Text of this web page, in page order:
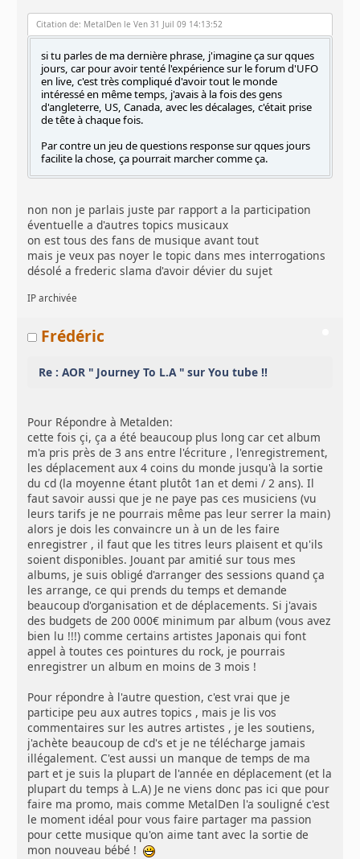
Citation de: MetalDen le Ven 31 Juil 09 14:13:52
si tu parles de ma dernière phrase, j'imagine ça sur qques
jours, car pour avoir tenté l'expérience sur le forum d'UFO
en live, c'est très compliqué d'avoir tout le monde
intéressé en même temps, j'avais à la fois des gens
d'angleterre, US, Canada, avec les décalages, c'était prise
de tête à chaque fois.
Par contre un jeu de questions response sur qques jours
facilite la chose, ça pourrait marcher comme ça.
non non je parlais juste par rapport a la participation
éventuelle a d'autres topics musicaux
on est tous des fans de musique avant tout
mais je veux pas noyer le topic dans mes interrogations
désolé a frederic slama d'avoir dévier du sujet
IP archivée
Frédéric
Re : AOR " Journey To L.A " sur You tube !!
Pour Répondre à Metalden:
cette fois çi, ça a été beaucoup plus long car cet album
m'a pris près de 3 ans entre l'écriture , l'enregistrement,
les déplacement aux 4 coins du monde jusqu'à la sortie
du cd (la moyenne étant plutôt 1an et demi / 2 ans). Il
faut savoir aussi que je ne paye pas ces musiciens (vu
leurs tarifs je ne pourrais même pas leur serrer la main)
alors je dois les convaincre un à un de les faire
enregistrer , il faut que les titres leurs plaisent et qu'ils
soient disponibles. Jouant par amitié sur tous mes
albums, je suis obligé d'arranger des sessions quand ça
les arrange, ce qui prends du temps et demande
beaucoup d'organisation et de déplacements. Si j'avais
des budgets de 200 000€ minimum par album (vous avez
bien lu !!!) comme certains artistes Japonais qui font
appel à toutes ces pointures du rock, je pourrais
enregistrer un album en moins de 3 mois !
Pour répondre à l'autre question, c'est vrai que je
participe peu aux autres topics , mais je lis vos
commentaires sur les autres artistes , je les soutiens,
j'achète beaucoup de cd's et je ne télécharge jamais
illégalement. C'est aussi un manque de temps de ma
part et je suis la plupart de l'année en déplacement (et la
plupart du temps à L.A) Je ne viens donc pas ici que pour
faire ma promo, mais comme MetalDen l'a souligné c'est
le moment idéal pour vous faire partager ma passion
pour cette musique qu'on aime tant avec la sortie de
mon nouveau bébé !